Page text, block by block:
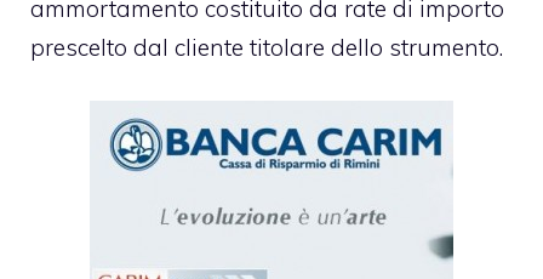
ammortamento costituito da rate di importo
prescelto dal cliente titolare dello strumento.